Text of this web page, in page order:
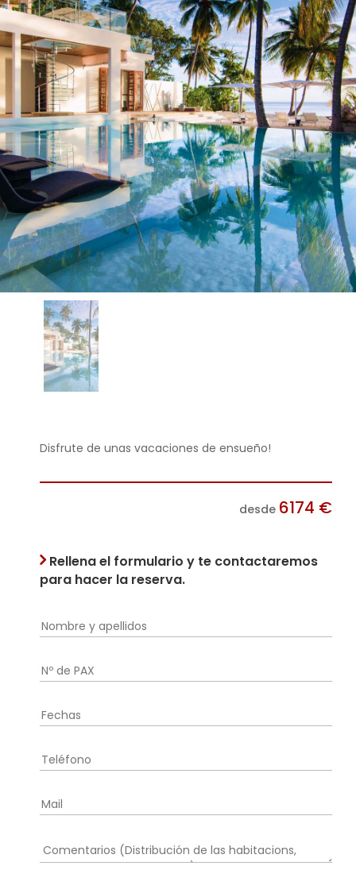
Disfrute de unas vacaciones de ensueño!
desde 6174 €
Rellena el formulario y te contactaremos
para hacer la reserva.